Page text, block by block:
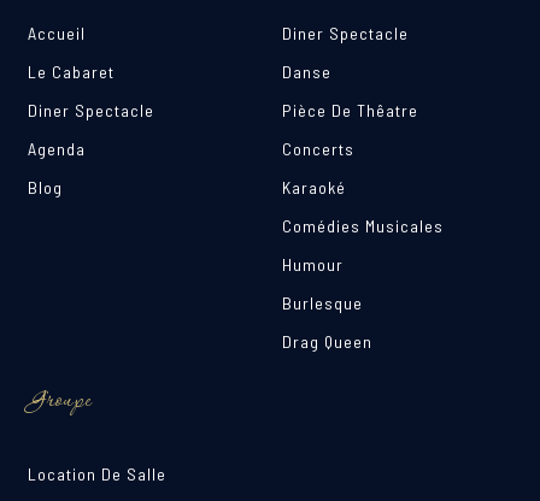
Accueil
Le Cabaret
Diner Spectacle
Agenda
Blog
Diner Spectacle
Danse
Pièce De Thêatre
Concerts
Karaoké
Comédies Musicales
Humour
Burlesque
Drag Queen
Groupe
Location De Salle